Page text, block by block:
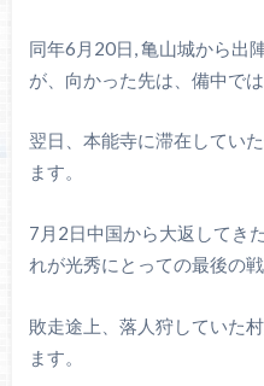
同年6月20日, 亀山城から出
が、向かった先は、備中で
翌日、本能寺に滞在してい
ます。
7月2日中国から大返してき
れが光秀にとっての最後の
敗走途上、落人狩していた
ます。